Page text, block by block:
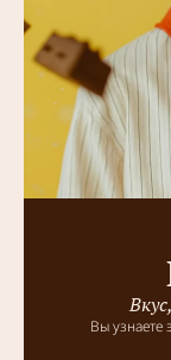
Вы узнаете